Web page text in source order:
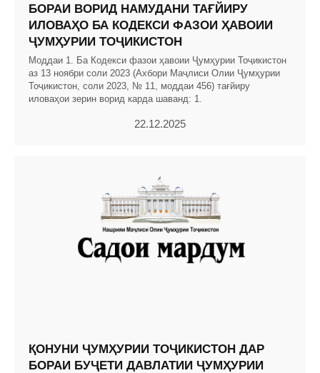
БОРАИ ВОРИД НАМУДАНИ ТАҒЙИРУ
ИЛОВАҲО БА КОДЕКСИ ФАЗОИ ҲАВОИИ
ҶУМҲУРИИ ТОҶИКИСТОН
Моддаи 1. Ба Кодекси фазои ҳавоии Ҷумҳурии Тоҷикистон
аз 13 ноябри соли 2023 (Ахбори Маҷлиси Олии Ҷумҳурии
Тоҷикистон, соли 2023, № 11, моддаи 456) тағйиру
иловаҳои зерин ворид карда шаванд: 1.
22.12.2025
ҚОНУНИ ҶУМҲУРИИ ТОҶИКИСТОН ДАР
БОРАИ БУҶЕТИ ДАВЛАТИИ ҶУМҲУРИИ